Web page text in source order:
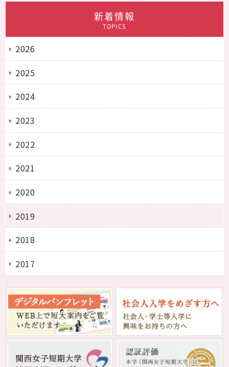
新着情報
TOPICS
2026
2025
2024
2023
2022
2021
2020
2019
2018
2017